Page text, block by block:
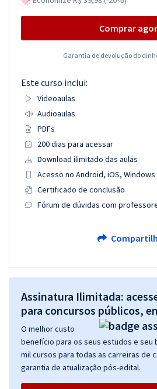
Comprar
Garantia de devolução do
Este curso inclui:
Videoaulas
Audioaulas
PDFs
200 dias para acessar
Download ilimitado das aulas
Acesso no Android, iOS, Windows
Certificado de conclusão
Fórum de dúvidas com
Assinatura Ilimitada:
para concursos públicos,
O melhor custo
benefício para os seus estudos e seu
mil cursos para todas as carreiras de
garantia de atualização pós-edital.